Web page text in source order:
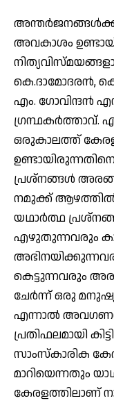
അന്തര്‍ജനങ്ങള്‍ക്ക്
അവകാശം
കെ.ദാമോദരന്‍,
എം. ഗോവിന്ദന്‍
ഗ്രന്ഥകര്‍ത്താവ്.
ഒരുകാലത്ത്
പ്രശ്‌നങ്ങള്‍
നമുക്ക്
യഥാര്‍ത്ഥ
എഴുതുന്നവരും
കെട്ടുന്നവരും
ചേര്‍ന്ന് ഒരു
എന്നാല്‍
പ്രതിഫലമായി
സാംസ്‌കാരിക
മാറിയെന്നതും
കേരളത്തിലാണ്